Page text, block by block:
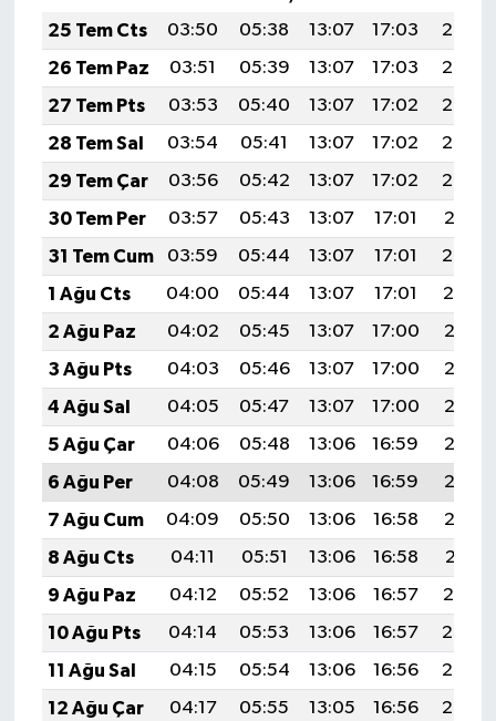
25 Tem Cts
03:50 05:38 13:07 17:03
20:26
26 Tem Paz
03:51 05:39 13:07 17:03
20:25
27 Tem Pts
03:53 05:40 13:07 17:02
20:24
28 Tem Sal
03:54 05:41 13:07 17:02
20:23
29 Tem Çar
03:56 05:42 13:07 17:02
20:22
30 Tem Per
03:57 05:43 13:07 17:01
20:21
31 Tem Cum
03:59 05:44 13:07 17:01
20:20
1 Ağu Cts
04:00 05:44 13:07 17:01
20:19
2 Ağu Paz
04:02 05:45 13:07 17:00
20:18
3 Ağu Pts
04:03 05:46 13:07 17:00
20:17
4 Ağu Sal
04:05 05:47 13:07 17:00
20:16
5 Ağu Çar
04:06 05:48 13:06 16:59
20:15
6 Ağu Per
04:08 05:49 13:06 16:59
20:13
7 Ağu Cum
04:09 05:50 13:06 16:58
20:12
8 Ağu Cts
04:11 05:51 13:06 16:58
20:11
9 Ağu Paz
04:12 05:52 13:06 16:57
20:10
10 Ağu Pts
04:14 05:53 13:06 16:57
20:08
11 Ağu Sal
04:15 05:54 13:06 16:56
20:07
12 Ağu Çar
04:17 05:55 13:05 16:56
20:06